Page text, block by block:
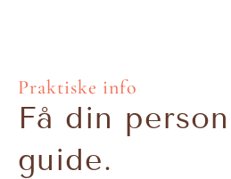
Praktiske info
Få din
guide.